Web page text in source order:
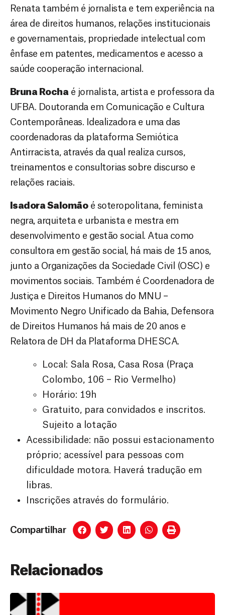
Renata também é jornalista e tem experiência na
área de direitos humanos, relações institucionais
e governamentais, propriedade intelectual com
ênfase em patentes, medicamentos e acesso a
saúde cooperação internacional.
Bruna Rocha é jornalista, artista e professora da
UFBA. Doutoranda em Comunicação e Cultura
Contemporâneas. Idealizadora e uma das
coordenadoras da plataforma Semiótica
Antirracista, através da qual realiza cursos,
treinamentos e consultorias sobre discurso e
relações raciais.
Isadora Salomãoé soteropolitana, feminista
negra, arquiteta e urbanista e mestra em
desenvolvimento e gestão social. Atua como
consultora em gestão social, há mais de 15 anos,
junto a Organizações da Sociedade Civil (OSC) e
movimentos sociais. Também é Coordenadora de
Justiça e Direitos Humanos do MNU –
Movimento Negro Unificado da Bahia, Defensora
de Direitos Humanos há mais de 20 anos e
Relatora de DH da Plataforma DHESCA.
Local: Sala Rosa, Casa Rosa (Praça
Colombo, 106 – Rio Vermelho)
Horário: 19h
Gratuito, para convidados e inscritos.
Sujeito a lotação
Acessibilidade: não possui estacionamento
próprio; acessível para pessoas com
dificuldade motora. Haverá tradução em
libras.
Inscrições através do formulário.
Compartilhar
Relacionados